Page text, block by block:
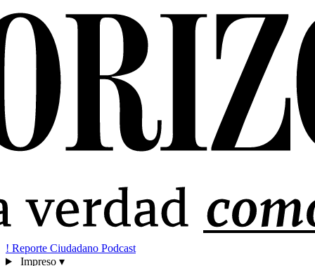
! Reporte Ciudadano Podcast
Impreso ▾